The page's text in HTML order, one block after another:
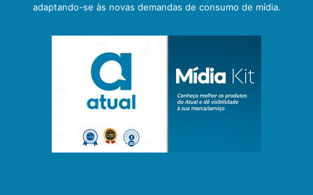
adaptando-se às novas demandas de consumo de mídia.